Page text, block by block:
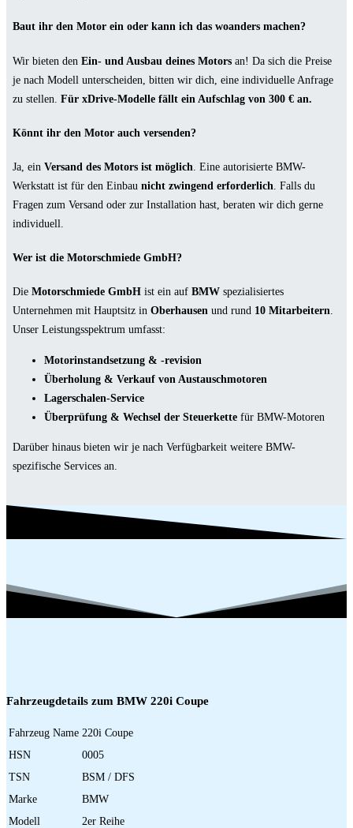
Baut ihr den Motor ein oder kann ich das woanders machen?
Wir bieten den Ein- und Ausbau deines Motors an! Da sich die Preise
je nach Modell unterscheiden, bitten wir dich, eine individuelle Anfrage
zu stellen. Für xDrive-Modelle fällt ein Aufschlag von 300 € an.
Könnt ihr den Motor auch versenden?
Ja, ein Versand des Motors ist möglich . Eine autorisierte BMW-
Werkstatt ist für den Einbau nicht zwingend erforderlich . Falls du
Fragen zum Versand oder zur Installation hast, beraten wir dich gerne
individuell.
Wer ist die Motorschmiede GmbH?
Die Motorschmiede GmbH ist ein auf BMW spezialisiertes
Unternehmen mit Hauptsitz in Oberhausen und rund 10 Mitarbeitern.
Unser Leistungsspektrum umfasst:
Motorinstandsetzung & -revision
Überholung & Verkauf von Austauschmotoren
Lagerschalen-Service
Überprüfung & Wechsel der Steuerkette für BMW-Motoren
Darüber hinaus bieten wir je nach Verfügbarkeit weitere BMW-
spezifische Services an.
Fahrzeugdetails zum BMW 220i Coupe
Fahrzeug Name 220i Coupe
HSN
0005
TSN
BSM / DFS
Marke
BMW
Modell
2er Reihe